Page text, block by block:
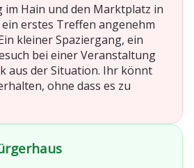
im Hain und den Marktplatz in
erstes Treffen angenehm
kleiner Spaziergang, ein
bei einer Veranstaltung
aus der Situation. Ihr könnt
ohne dass es zu